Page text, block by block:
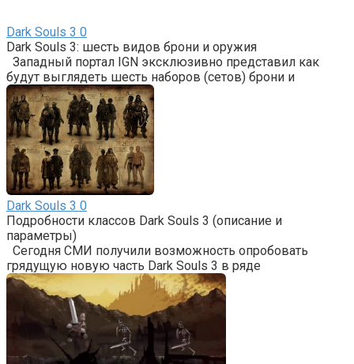
Dark Souls 3 0
Dark Souls 3: шесть видов брони и оружия
Западный портал IGN эксклюзивно представил как
будут выглядеть шесть наборов (сетов) брони и
Dark Souls 3 0
Подробности классов Dark Souls 3 (описание и
параметры)
Сегодня СМИ получили возможность опробовать
грядущую новую часть Dark Souls 3 в ряде